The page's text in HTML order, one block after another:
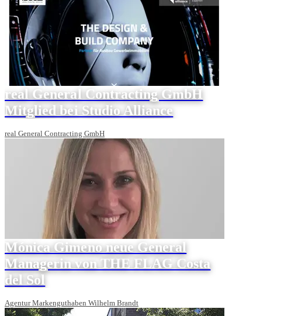
real General Contracting GmbH
Mitglied bei Studio Alliance
real General Contracting GmbH
Mónica Gimeno neue General
Managerin von THE FLAG Costa
del Sol
Agentur Markenguthaben Wilhelm Brandt